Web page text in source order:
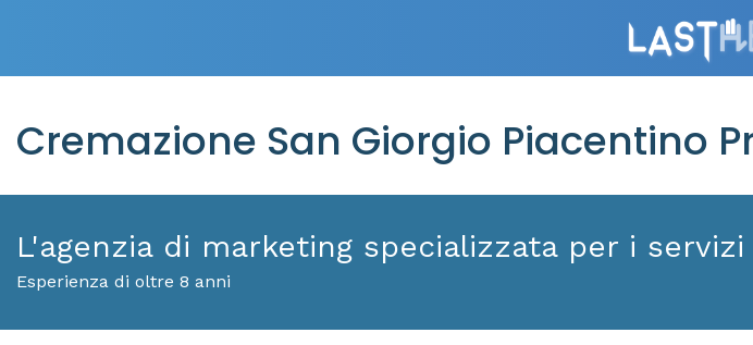
Cremazione San Giorgio Piacentino
L'agenzia di marketing specializzata per i servizi
Esperienza di oltre 8 anni